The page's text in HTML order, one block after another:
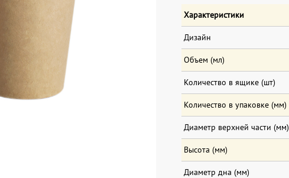
Характеристики
Дизайн
Объем (мл)
Количество в ящике (шт)
Количество в упаковке (мм)
Диаметр верхней части (мм)
Высота (мм)
Диаметр дна (мм)